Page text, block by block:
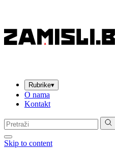
Rubrike▾
O nama
Kontakt
Pretraga:
Skip to content